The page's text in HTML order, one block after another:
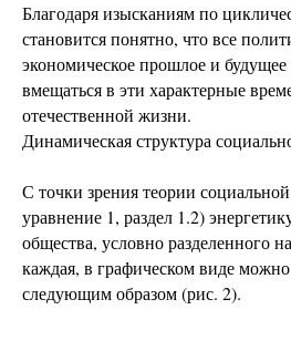
Благодаря изысканиям по
становится понятно, что все
экономическое прошлое и
вмещаться в эти характерные
отечественной жизни.
Динамическая структура
С точки зрения теории
уравнение 1, раздел 1.2)
общества, условно разделенного
каждая, в графическом виде можно
следующим образом (рис. 2).